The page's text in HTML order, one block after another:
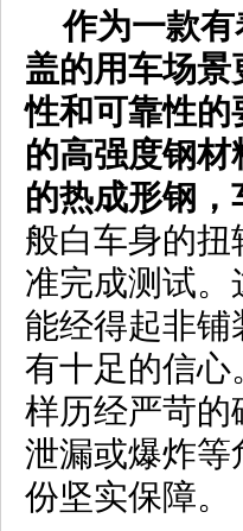
作为一款
盖的用车场
性和可靠性
的高强度钢
的热成形钢
般白车身的扭
准完成测试。
能经得起非铺
有十足的信心
样历经严苛的
泄漏或爆炸等
份坚实保障。